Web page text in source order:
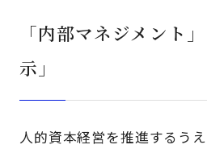
「内部マネジメント
示」
人的資本経営を推進するう